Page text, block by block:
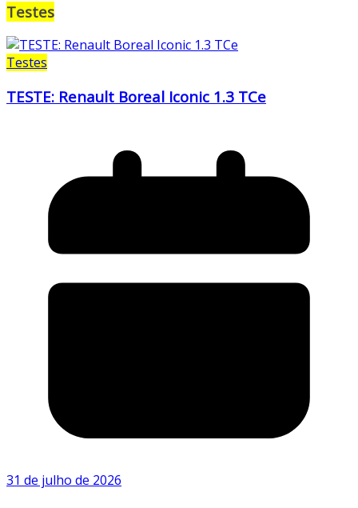
Testes
Testes
TESTE: Renault Boreal Iconic 1.3 TCe
31 de julho de 2026